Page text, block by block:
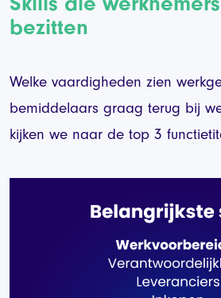
bezitten
Welke vaardigheden zien
bemiddelaars graag terug bij
kijken we naar de top 3